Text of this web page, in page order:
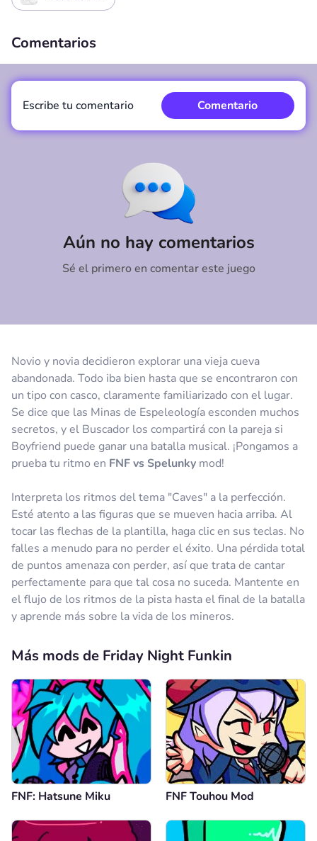
Novio y novia decidieron explorar una vieja cueva
abandonada. Todo iba bien hasta que se encontraron con
un tipo con casco, claramente familiarizado con el lugar.
Se dice que las Minas de Espeleología esconden muchos
secretos, y el Buscador los compartirá con la pareja si
Boyfriend puede ganar una batalla musical. ¡Pongamos a
prueba tu ritmo en FNF vs Spelunky mod!
Interpreta los ritmos del tema "Caves" a la perfección.
Esté atento a las figuras que se mueven hacia arriba. Al
tocar las flechas de la plantilla, haga clic en sus teclas. No
falles a menudo para no perder el éxito. Una pérdida total
de puntos amenaza con perder, así que trata de cantar
perfectamente para que tal cosa no suceda. Mantente en
el flujo de los ritmos de la pista hasta el final de la batalla
y aprende más sobre la vida de los mineros.
Comentarios
Aún no hay comentarios
Sé el primero en comentar este juego
Escribe tu comentario Comentario
Más mods de Friday Night Funkin
FNF: Hatsune Miku FNF Touhou Mod